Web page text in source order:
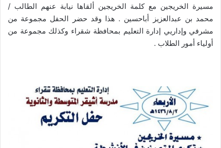
مسيرة الخريجين مع كلمة الخريجين ألقاها نيابة عنهم الطالب /
محمد بن عبدالعزيز أباحسين . هذا وقد حضر الحفل مجموعة من
مشرفي وإداريي إدارة التعليم بمحافظة شقراء وكذلك مجموعة من
أولياء أمور الطلاب .